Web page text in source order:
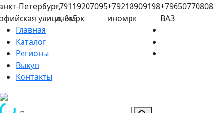
Петербург,
улица, 8к5
+79119207095
иномрк
+79218909198
иномрк
+79650770808
ВАЗ
Главная
Каталог
Регионы
Выкуп
Контакты